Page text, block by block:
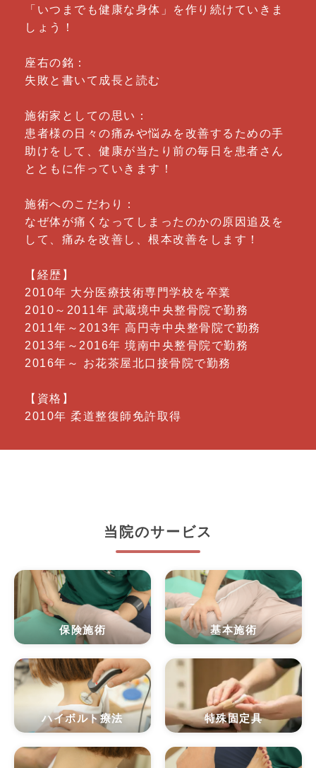
「いつまでも健康な身体」を作り続けていきま
しょう！
座右の銘：
失敗と書いて成長と読む
施術家としての思い：
患者様の日々の痛みや悩みを改善するための手
助けをして、健康が当たり前の毎日を患者さん
とともに作っていきます！
施術へのこだわり：
なぜ体が痛くなってしまったのかの原因追及を
して、痛みを改善し、根本改善をします！
【経歴】
2010年 大分医療技術専門学校を卒業
2010～2011年 武蔵境中央整骨院で勤務
2011年～2013年 高円寺中央整骨院で勤務
2013年～2016年 境南中央整骨院で勤務
2016年～ お花茶屋北口接骨院で勤務
【資格】
2010年 柔道整復師免許取得
当院のサービス
保険施術 基本施術
ハイボルト療法 特殊固定具